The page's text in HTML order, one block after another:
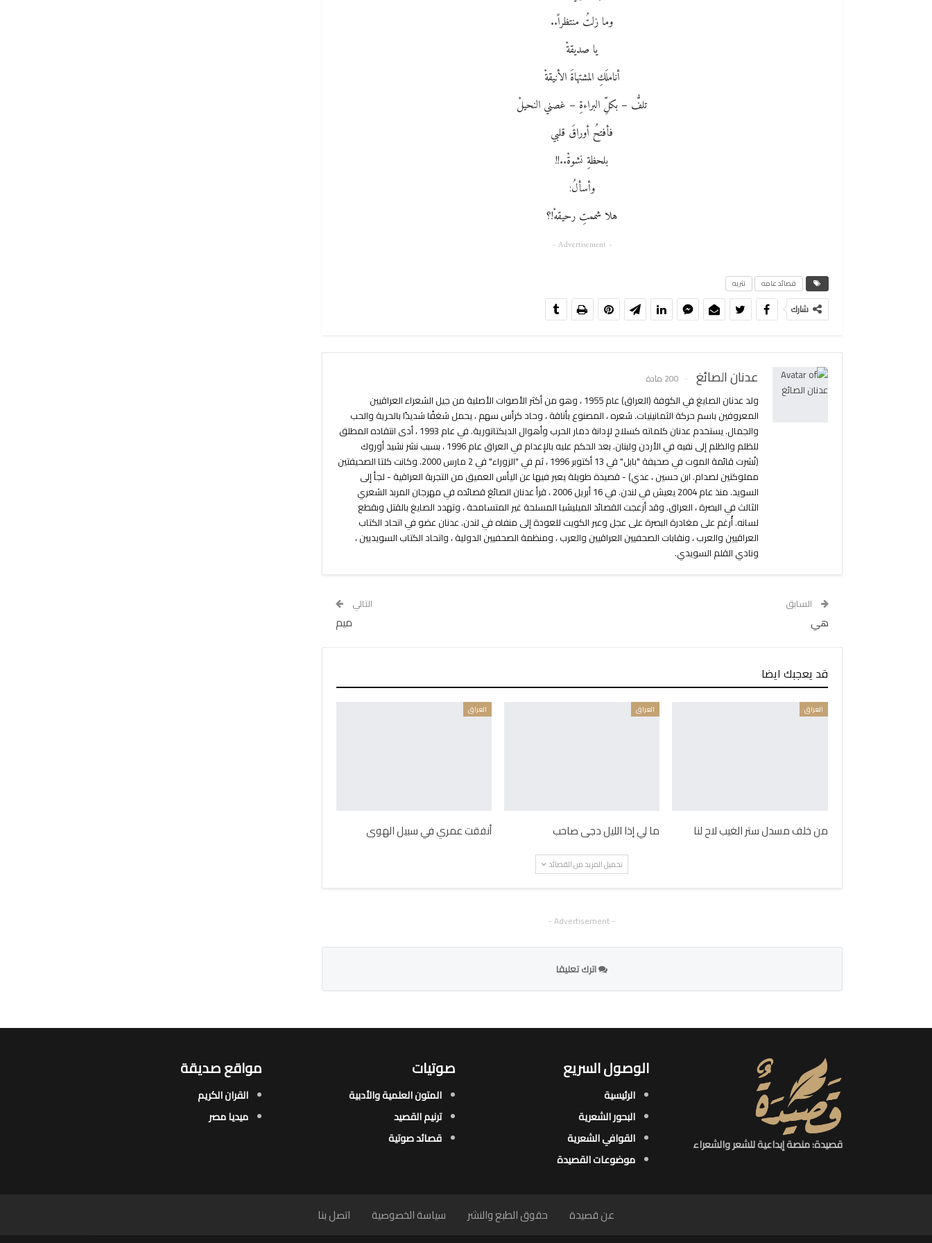
وما زلتُ منتظراً..
يا صديقةْ
أناملَكِ المشتهاةَ الأنيقةْ
تلفُّ – بكلِّ البراءةِ – غصني النحيلْ
فأفتحُ أوراقَ قلبي
بلحظةِ نشوةْ..!!
وأسألُ:
هلا شممتِ رحيقهْ!؟
- Advertisement -
قصائد عامه نثريه
شارك
عدنان الصائغ 200 مادة
ولد عدنان الصايغ في الكوفة (العراق) عام 1955 ، وهو من أكثر الأصوات الأصلية من جيل الشعراء العراقيين
المعروفين باسم حركة الثمانينيات. شعره ، المصنوع بأناقة ، وحاد كرأس سهم ، يحمل شغفًا شديدًا بالحرية والحب
والجمال. يستخدم عدنان كلماته كسلاح لإدانة دمار الحرب وأهوال الديكتاتورية. في عام 1993 ، أدى انتقاده المطلق
للظلم والظلم إلى نفيه في الأردن ولبنان. بعد الحكم عليه بالإعدام في العراق عام 1996 ، بسبب نشر نشيد أوروك
(نُشرت قائمة الموت في صحيفة "بابل" في 13 أكتوبر 1996 ، ثم في "الزوراء" في 2 مارس 2000. وكانت كلتا الصحيفتين
مملوكتين لصدام. ابن حسين ، عدي) - قصيدة طويلة يعبر فيها عن اليأس العميق من التجربة العراقية - لجأ إلى
السويد. منذ عام 2004 يعيش في لندن. في 16 أبريل 2006 ، قرأ عدنان الصائغ قصائده في مهرجان المربد الشعري
الثالث في البصرة ، العراق. وقد أزعجت القصائد الميليشيا المسلحة غير المتسامحة ، وتهدد الصايغ بالقتل وبقطع
لسانه. أُرغم على مغادرة البصرة على عجل وعبر الكويت للعودة إلى منفاه في لندن. عدنان عضو في اتحاد الكتاب
العراقيين والعرب ، ونقابات الصحفيين العراقيين والعرب ، ومنظمة الصحفيين الدولية ، واتحاد الكتاب السويديين ،
ونادي القلم السويدي.
السابق
هي
التالي
ميم
قد يعجبك ايضا
العراق
من خلف مسدل ستر الغيب لاح لنا
العراق
ما لي إذا الليل دجى صاحب
العراق
أنفقت عمري في سبيل الهوى
تحميل المزيد من القصائد
- Advertisement -
اترك تعليقا
قصيدة: منصة إبداعية للشعر والشعراء
الوصول السريع
الرئيسية
البحور الشعرية​
القوافي الشعرية​
موضوعات القصيدة​
صوتيات
المتون العلمية والأدبية
ترنيم القصيد
قصائد صوتية
مواقع صديقة
القران الكريم
ميديا مصر
عن قصيدة حقوق الطبع والنشر سياسة الخصوصية اتصل بنا